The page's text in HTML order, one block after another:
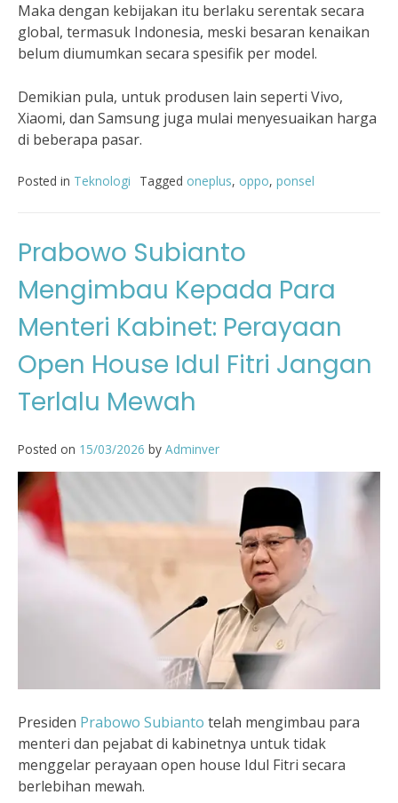
Maka dengan kebijakan itu berlaku serentak secara
global, termasuk Indonesia, meski besaran kenaikan
belum diumumkan secara spesifik per model.
Demikian pula, untuk produsen lain seperti Vivo,
Xiaomi, dan Samsung juga mulai menyesuaikan harga
di beberapa pasar.
Posted in Teknologi Tagged oneplus, oppo, ponsel
Prabowo Subianto
Mengimbau Kepada Para
Menteri Kabinet: Perayaan
Open House Idul Fitri Jangan
Terlalu Mewah
Posted on 15/03/2026 by Adminver
Presiden Prabowo Subianto telah mengimbau para
menteri dan pejabat di kabinetnya untuk tidak
menggelar perayaan open house Idul Fitri secara
berlebihan mewah.